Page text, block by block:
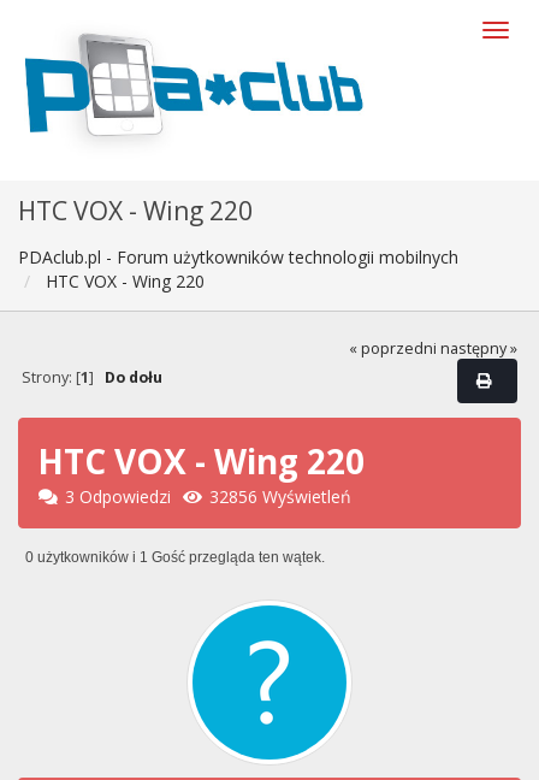
HTC VOX - Wing 220
PDAclub.pl - Forum użytkowników technologii mobilnych
HTC VOX - Wing 220
« poprzedni następny »
Strony: [1] Do dołu
HTC VOX - Wing 220
3 Odpowiedzi 32856 Wyświetleń
0 użytkowników i 1 Gość przegląda ten wątek.